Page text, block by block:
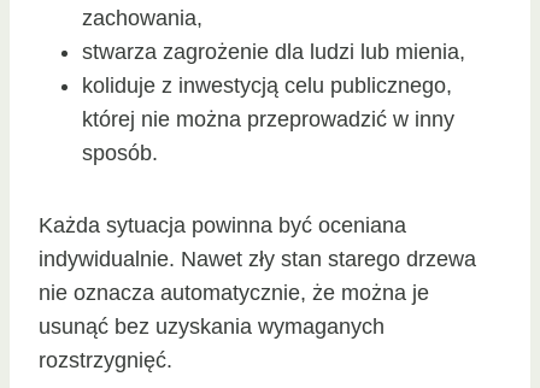
zachowania,
stwarza zagrożenie dla ludzi lub mienia,
koliduje z inwestycją celu publicznego,
której nie można przeprowadzić w inny
sposób.
Każda sytuacja powinna być oceniana
indywidualnie. Nawet zły stan starego drzewa
nie oznacza automatycznie, że można je
usunąć bez uzyskania wymaganych
rozstrzygnięć.